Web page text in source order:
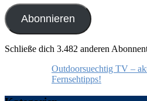
Adresse
Abonnieren
Schließe dich 3.482 anderen
Outdoorsuechtig TV –
Fernsehtipps!